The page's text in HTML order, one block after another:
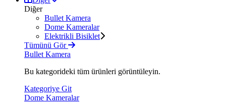
Diğer
Bullet Kamera
Dome Kameralar
Elektrikli Bisiklet
Tümünü Gör
Bullet Kamera
Bu kategorideki tüm ürünleri görüntüleyin.
Kategoriye Git
Dome Kameralar